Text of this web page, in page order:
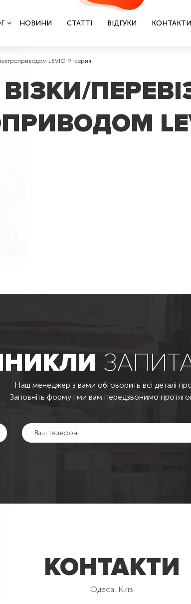
НОВИНИ СТАТТІ ВІДГУКИ КОНТАКТИ
LEVIO P -серия
Наш менеджер з вами обговорить всі деталі
Заповніть форму і ми вам передзвонимо
КОНТАКТИ
Одеса, Київ